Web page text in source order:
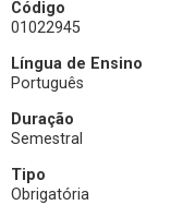
Código
01022945
Língua de Ensino
Português
Duração
Semestral
Tipo
Obrigatória